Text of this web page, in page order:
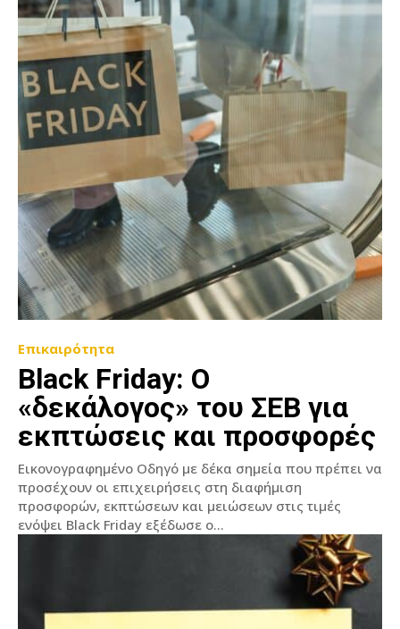
Επικαιρότητα
Black Friday: Ο
«δεκάλογος» του ΣΕΒ για
εκπτώσεις και προσφορές
Εικονογραφημένο Οδηγό με δέκα σημεία που πρέπει να
προσέχουν οι επιχειρήσεις στη διαφήμιση
προσφορών, εκπτώσεων και μειώσεων στις τιμές
ενόψει Black Friday εξέδωσε ο...